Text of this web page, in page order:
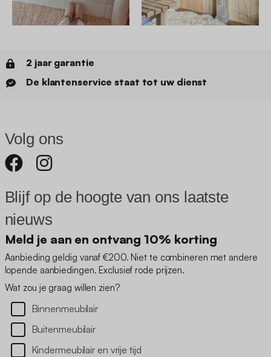
2 jaar garantie
De klantenservice staat tot uw dienst
Volg ons
Blijf op de hoogte van ons laatste
nieuws
Meld je aan en ontvang 10% korting
Aanbieding geldig vanaf €200. Niet te combineren met andere
lopende aanbiedingen. Exclusief rode prijzen.
Wat zou je graag willen zien?
Binnenmeubilair
Buitenmeubilair
Kindermeubilair en vrije tijd